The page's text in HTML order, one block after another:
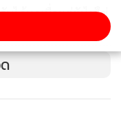
บได้ทุกเมื่อแต่ยังไม่ใช่